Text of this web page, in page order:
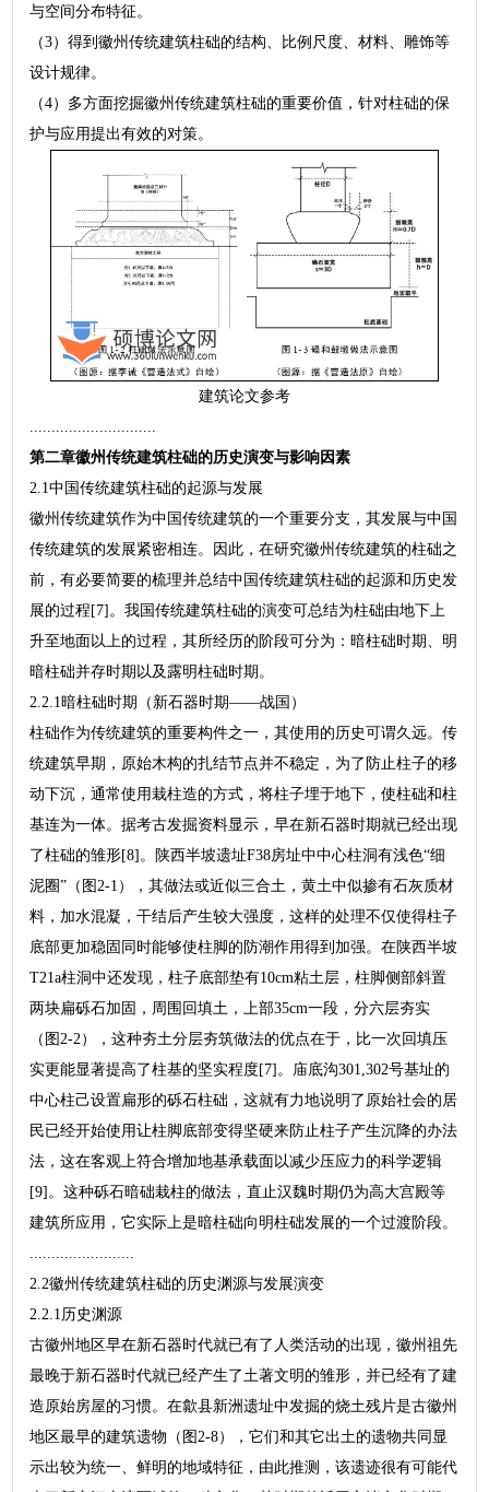
与空间分布特征。
（3）得到徽州传统建筑柱础的结构、比例尺度、材料、雕饰等
设计规律。
（4）多方面挖掘徽州传统建筑柱础的重要价值，针对柱础的保
护与应用提出有效的对策。
建筑论文参考
第二章徽州传统建筑柱础的历史演变与影响因素
2.1中国传统建筑柱础的起源与发展
徽州传统建筑作为中国传统建筑的一个重要分支，其发展与中国
传统建筑的发展紧密相连。因此，在研究徽州传统建筑的柱础之
前，有必要简要的梳理并总结中国传统建筑柱础的起源和历史发
展的过程[7]。我国传统建筑柱础的演变可总结为柱础由地下上
升至地面以上的过程，其所经历的阶段可分为：暗柱础时期、明
暗柱础并存时期以及露明柱础时期。
2.2.1暗柱础时期（新石器时期——战国）
柱础作为传统建筑的重要构件之一，其使用的历史可谓久远。传
统建筑早期，原始木构的扎结节点并不稳定，为了防止柱子的移
动下沉，通常使用栽柱造的方式，将柱子埋于地下，使柱础和柱
基连为一体。据考古发掘资料显示，早在新石器时期就已经出现
了柱础的雏形[8]。陕西半坡遗址F38房址中中心柱洞有浅色“细
泥圈”（图2-1），其做法或近似三合土，黄土中似掺有石灰质材
料，加水混凝，干结后产生较大强度，这样的处理不仅使得柱子
底部更加稳固同时能够使柱脚的防潮作用得到加强。在陕西半坡
T21a柱洞中还发现，柱子底部垫有10cm粘土层，柱脚侧部斜置
两块扁砾石加固，周围回填土，上部35cm一段，分六层夯实
（图2-2），这种夯土分层夯筑做法的优点在于，比一次回填压
实更能显著提高了柱基的坚实程度[7]。庙底沟301,302号基址的
中心柱己设置扁形的砾石柱础，这就有力地说明了原始社会的居
民已经开始使用让柱脚底部变得坚硬来防止柱子产生沉降的办法
法，这在客观上符合增加地基承载面以减少压应力的科学逻辑
[9]。这种砾石暗础栽柱的做法，直止汉魏时期仍为高大宫殿等
建筑所应用，它实际上是暗柱础向明柱础发展的一个过渡阶段。
2.2徽州传统建筑柱础的历史渊源与发展演变
2.2.1历史渊源
古徽州地区早在新石器时代就已有了人类活动的出现，徽州祖先
最晚于新石器时代就已经产生了土著文明的雏形，并已经有了建
造原始房屋的习惯。在歙县新洲遗址中发掘的烧土残片是古徽州
地区最早的建筑遗物（图2-8），它们和其它出土的遗物共同显
示出较为统一、鲜明的地域特征，由此推测，该遗迹很有可能代